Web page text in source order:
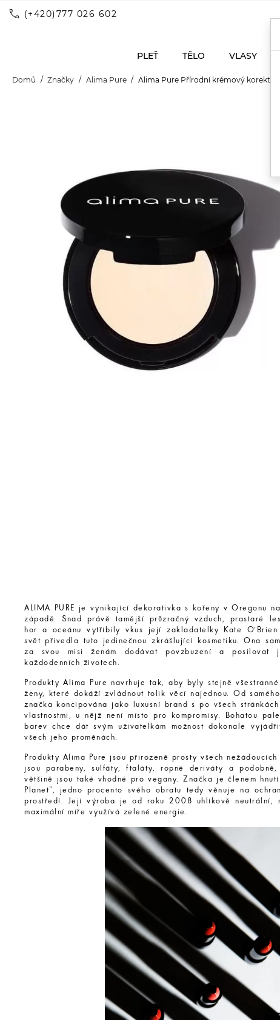
call (+420)777 026 602
PLEŤ TĚLO VLASY
Domů Značky Alima Pure Alima Pure Přírodní krémový korektor
ALIMA PURE je vynikající dekorativka s kořeny v Oregonu
západě. Snad právě tamější průzračný vzduch, prastaré
hor a oceánu vytříbily vkus její zakladatelky Kate
svět přivedla tuto jedinečnou zkrášlující kosmetiku. Ona
za svou misi ženám dodávat povzbuzení a
každodenních životech.
Produkty Alima Pure navrhuje tak, aby byly stejně
ženy, které dokáží zvládnout tolik věcí najednou. Od
značka koncipována jako luxusní brand s po všech stránkách
vlastnostmi, u nějž není místo pro kompromisy. Bohatou
barev chce dát svým uživatelkám možnost dokonale
všech jeho proměnách.
Produkty Alima Pure jsou přirozeně prosty všech
jsou parabeny, sulfáty, ftaláty, ropné deriváty a podobně,
většině jsou také vhodné pro vegany. Značka je členem hnutí
Planet", jedno procento svého obratu tedy věnuje na
prostředí. Její výroba je od roku 2008 uhlíkově neutrální,
maximální míře využívá zelené energie.